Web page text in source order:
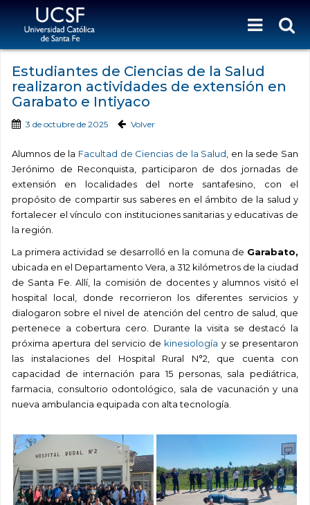
Estudiantes de Ciencias de la Salud
realizaron actividades de extensión en
Garabato e Intiyaco
3 de octubre de 2025 Volver
Alumnos de la Facultad de Ciencias de la Salud , en la sede San
Jerónimo de Reconquista, participaron de dos jornadas de
extensión en localidades del norte santafesino, con el
propósito de compartir sus saberes en el ámbito de la salud y
fortalecer el vínculo con instituciones sanitarias y educativas de
la región.
La primera actividad se desarrolló en la comuna de Garabato,
ubicada en el Departamento Vera, a 312 kilómetros de la ciudad
de Santa Fe. Allí, la comisión de docentes y alumnos visitó el
hospital local, donde recorrieron los diferentes servicios y
dialogaron sobre el nivel de atención del centro de salud, que
pertenece a cobertura cero. Durante la visita se destacó la
próxima apertura del servicio de kinesiología y se presentaron
las instalaciones del Hospital Rural N°2, que cuenta con
capacidad de internación para 15 personas, sala pediátrica,
farmacia, consultorio odontológico, sala de vacunación y una
nueva ambulancia equipada con alta tecnología.